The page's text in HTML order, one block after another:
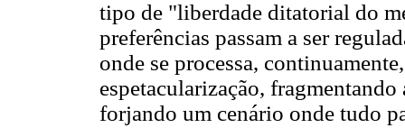
tipo de "liberdade ditatorial do
preferências passam a ser
onde se processa,
espetacularização,
forjando um cenário onde tudo